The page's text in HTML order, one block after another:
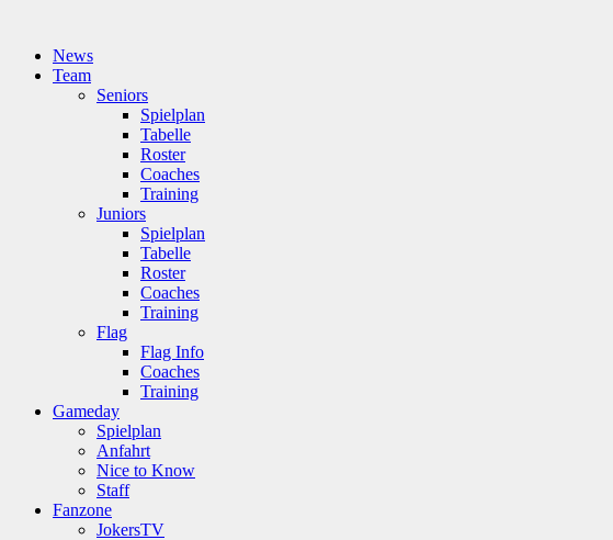
News
Team
Seniors
Spielplan
Tabelle
Roster
Coaches
Training
Juniors
Spielplan
Tabelle
Roster
Coaches
Training
Flag
Flag Info
Coaches
Training
Gameday
Spielplan
Anfahrt
Nice to Know
Staff
Fanzone
JokersTV